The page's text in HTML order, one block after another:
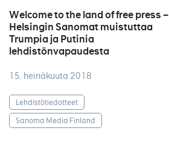
Welcome to the land of free press –
Helsingin Sanomat muistuttaa
Trumpia ja Putinia
lehdistönvapaudesta
15. heinäkuuta 2018
Lehdistötiedotteet
Sanoma Media Finland